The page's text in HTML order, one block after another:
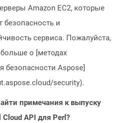
Amazon EC2, которые
безопасность и
сервиса. Пожалуйста,
о [методах
безопасности Aspose]
security).
примечания к выпуску
Cloud API для Perl?